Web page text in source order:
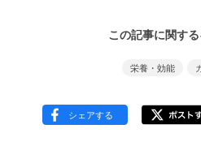
この記事に関す
栄養・効能